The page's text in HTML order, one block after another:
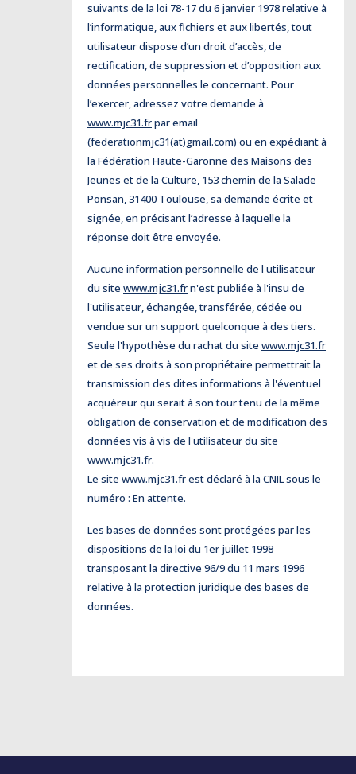
suivants de la loi 78-17 du 6 janvier 1978 relative à
l’informatique, aux fichiers et aux libertés, tout
utilisateur dispose d’un droit d’accès, de
rectification, de suppression et d’opposition aux
données personnelles le concernant. Pour
l’exercer, adressez votre demande à
www.mjc31.frpar email
(federationmjc31(at)gmail.com) ou en expédiant à
la Fédération Haute-Garonne des Maisons des
Jeunes et de la Culture, 153 chemin de la Salade
Ponsan, 31400 Toulouse, sa demande écrite et
signée, en précisant l’adresse à laquelle la
réponse doit être envoyée.
Aucune information personnelle de l'utilisateur
du site www.mjc31.frn'est publiée à l'insu de
l'utilisateur, échangée, transférée, cédée ou
vendue sur un support quelconque à des tiers.
Seule l'hypothèse du rachat du site www.mjc31.fr
et de ses droits à son propriétaire permettrait la
transmission des dites informations à l'éventuel
acquéreur qui serait à son tour tenu de la même
obligation de conservation et de modification des
données vis à vis de l'utilisateur du site
www.mjc31.fr.
Le site www.mjc31.frest déclaré à la CNIL sous le
numéro : En attente.
Les bases de données sont protégées par les
dispositions de la loi du 1er juillet 1998
transposant la directive 96/9 du 11 mars 1996
relative à la protection juridique des bases de
données.